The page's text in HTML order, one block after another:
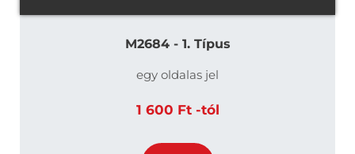
M2684 - 1. Típus
egy oldalas jel
1 600 Ft -tól